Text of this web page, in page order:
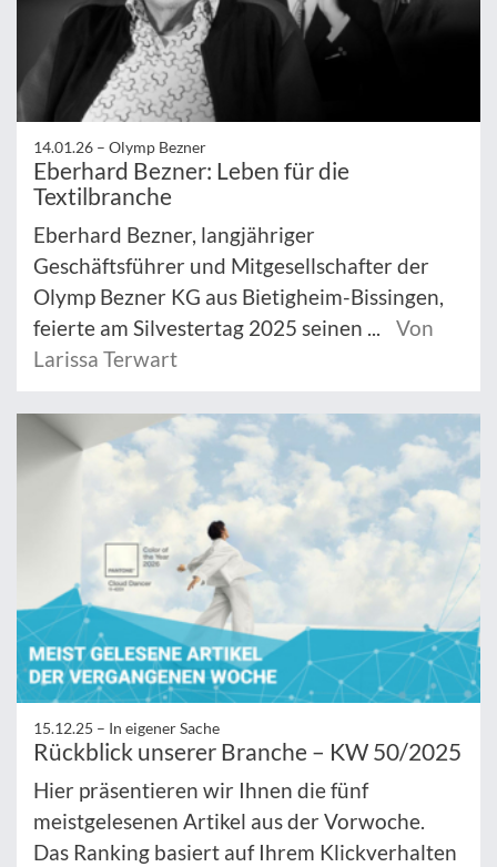
14.01.26 – Olymp Bezner
Eberhard Bezner: Leben für die
Textilbranche
Eberhard Bezner, langjähriger
Geschäftsführer und Mitgesellschafter der
Olymp Bezner KG aus Bietigheim-Bissingen,
feierte am Silvestertag 2025 seinen ...
Von
Larissa Terwart
15.12.25 – In eigener Sache
Rückblick unserer Branche – KW 50/2025
Hier präsentieren wir Ihnen die fünf
meistgelesenen Artikel aus der Vorwoche.
Das Ranking basiert auf Ihrem Klickverhalten